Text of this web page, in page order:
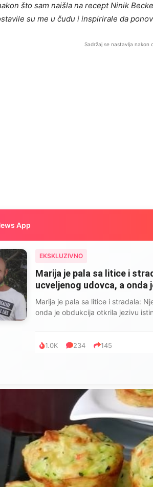
što sam naišla na recept Ninik
su me u čudu i inspirirale da
Sadržaj se nastavlja nakon
App
EKSKLUZIVNO
Marija je pala sa litice i
ucveljenog udovca, a
Marija je pala sa litice i stradala:
onda je obdukcija otkrila jezivu
1.0K 234 145